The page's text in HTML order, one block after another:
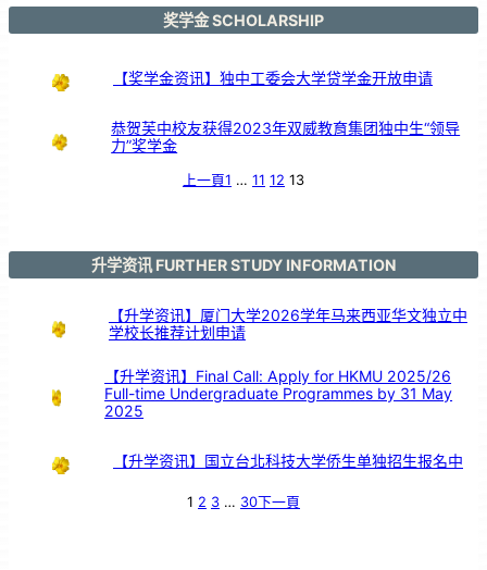
｜
广
奖学金 SCHOLARSHIP
【奖学金资讯】独中工委会大学贷学金开放申请
恭贺芙中校友获得2023年双威教育集团独中生“领导
力”奖学金
上一頁1 … 11 12 13
升学资讯 FURTHER STUDY INFORMATION
【升学资讯】厦门大学2026学年马来西亚华文独立中
学校长推荐计划申请
【升学资讯】Final Call: Apply for HKMU 2025/26
Full-time Undergraduate Programmes by 31 May
2025
【升学资讯】国立台北科技大学侨生单独招生报名中
1 2 3 … 30下一頁